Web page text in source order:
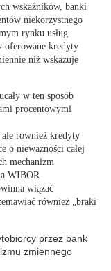
wskaźników, banki
niekorzystnego
rynku usług
oferowane kredyty
niż wskazuje
w ten sposób
procentowymi
również kredyty
o nieważności całej
mechanizm
WIBOR
wiązać
również „braki
przez bank
zmiennego